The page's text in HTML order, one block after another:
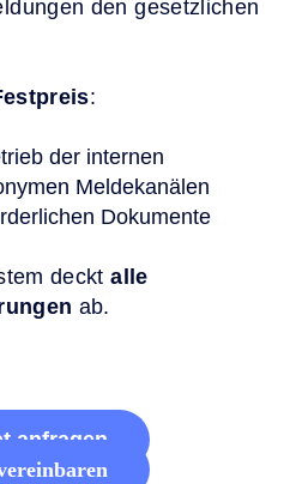
den gesetzlichen
:
der internen
Meldekanälen
Dokumente
decktalle
ab.
anfragen